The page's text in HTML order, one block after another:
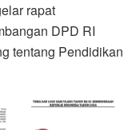
rapat
DPD RI
tentang Pendidikan